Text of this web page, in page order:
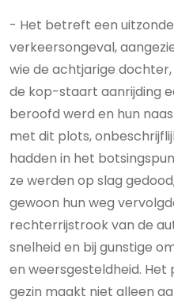
- Het betreft een
verkeersongeval,
wie de achtjarige
de kop-staart aanrijding
beroofd werd en hun
met dit plots,
hadden in het
ze werden op slag
gewoon hun weg
rechterrijstrook van de
snelheid en bij gunstige
en weersgesteldheid.
gezin maakt niet alleen